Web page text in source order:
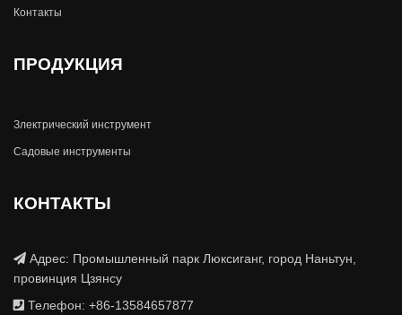
Контакты
ПРОДУКЦИЯ
Злектрический инструмент
Садовые инструменты
КОНТАКТЫ
Адрес: Промышленный парк Люксиганг, город Наньтун,
провинция Цзянсу
Телефон: +86-13584657877